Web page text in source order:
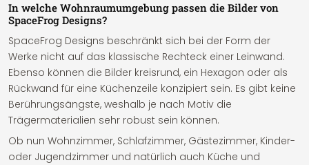
In welche Wohnraumumgebung passen die Bilder von
SpaceFrog Designs?
SpaceFrog Designs beschränkt sich bei der Form der
Werke nicht auf das klassische Rechteck einer Leinwand.
Ebenso können die Bilder kreisrund, ein Hexagon oder als
Rückwand für eine Küchenzeile konzipiert sein. Es gibt keine
Berührungsängste, weshalb je nach Motiv die
Trägermaterialien sehr robust sein können.
Ob nun Wohnzimmer, Schlafzimmer, Gästezimmer, Kinder-
oder Jugendzimmer und natürlich auch Küche und